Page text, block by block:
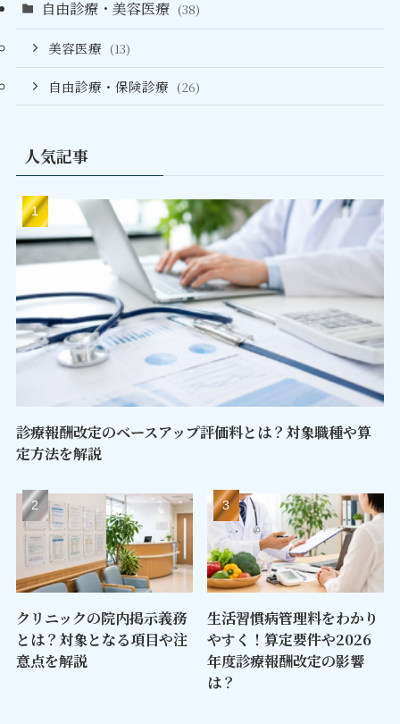
自由診療・美容医療 (38)
美容医療 (13)
自由診療・保険診療 (26)
人気記事
診療報酬改定のベースアップ評価料とは？対象職種や算
定方法を解説
クリニックの院内掲示義務
とは？対象となる項目や注
意点を解説
生活習慣病管理料をわかり
やすく！算定要件や2026
年度診療報酬改定の影響
は？